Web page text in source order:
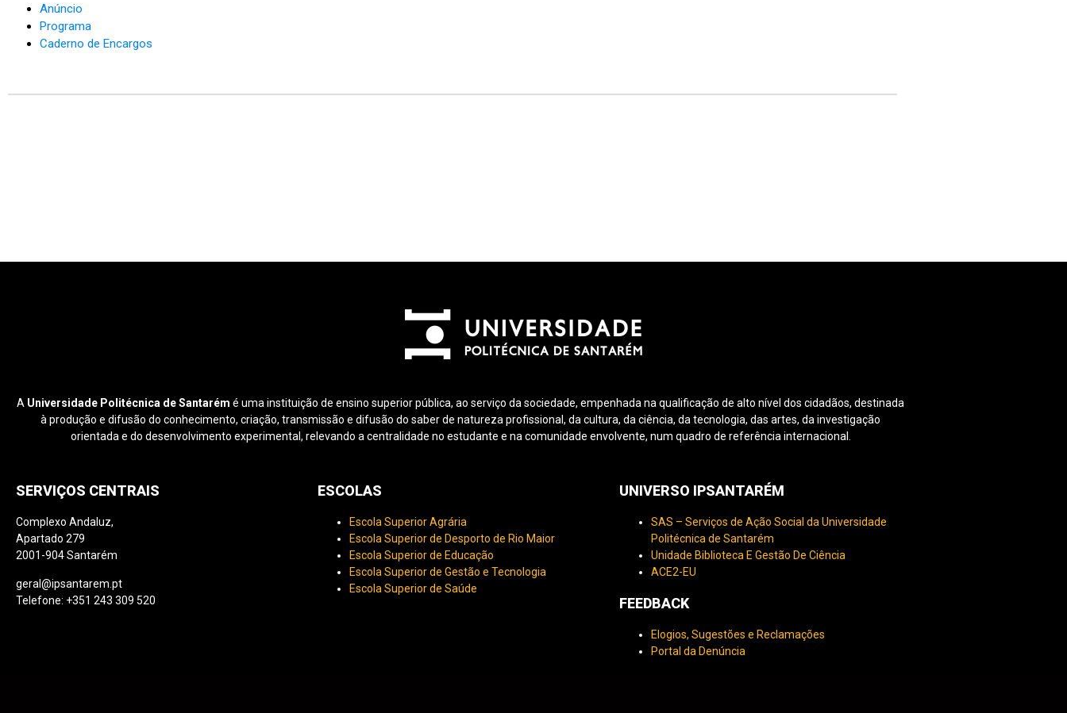
Anúncio
Programa
Caderno de Encargos
A Universidade Politécnica de Santarém é uma instituição de ensino superior pública, ao serviço da sociedade, empenhada na qualificação de alto nível dos cidadãos, destinada
à produção e difusão do conhecimento, criação, transmissão e difusão do saber de natureza profissional, da cultura, da ciência, da tecnologia, das artes, da investigação
orientada e do desenvolvimento experimental, relevando a centralidade no estudante e na comunidade envolvente, num quadro de referência internacional.
SERVIÇOS CENTRAIS
Complexo Andaluz,
Apartado 279
2001-904 Santarém
geral@ipsantarem.pt
Telefone: +351 243 309 520
ESCOLAS
Escola Superior Agrária
Escola Superior de Desporto de Rio Maior
Escola Superior de Educação
Escola Superior de Gestão e Tecnologia
Escola Superior de Saúde
UNIVERSO IPSANTARÉM
SAS – Serviços de Ação Social da Universidade
Politécnica de Santarém
Unidade Biblioteca E Gestão De Ciência
ACE2-EU
FEEDBACK
Elogios, Sugestões e Reclamações
Portal da Denúncia